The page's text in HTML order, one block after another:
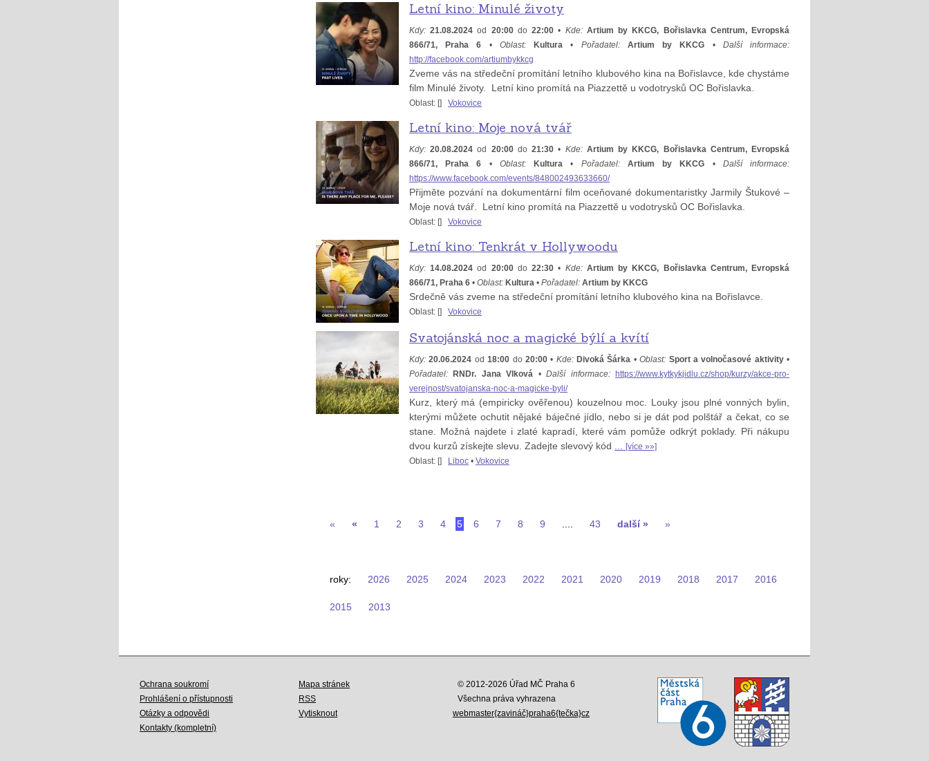
Letní kino: Minulé životy
Kdy: 21.08.2024 od 20:00do22:00 • Kde: Artium by KKCG, Bořislavka Centrum, Evropská
866/71, Praha 6 • Oblast: Kultura • Pořadatel: Artium by KKCG • Další informace:
http://facebook.com/artiumbykkcg
Zveme vás na středeční promítání letního klubového kina na Bořislavce, kde chystáme
film Minulé životy. Letní kino promítá na Piazzettě u vodotrysků OC Bořislavka.
Oblast: [] Vokovice
Letní kino: Moje nová tvář
Kdy: 20.08.2024 od 20:00do21:30 • Kde: Artium by KKCG, Bořislavka Centrum, Evropská
866/71, Praha 6 • Oblast: Kultura • Pořadatel: Artium by KKCG • Další informace:
https://www.facebook.com/events/848002493633660/
Přijměte pozvání na dokumentární film oceňované dokumentaristky Jarmily Štukové –
Moje nová tvář. Letní kino promítá na Piazzettě u vodotrysků OC Bořislavka.
Oblast: [] Vokovice
Letní kino: Tenkrát v Hollywoodu
Kdy: 14.08.2024 od 20:00do22:30 • Kde: Artium by KKCG, Bořislavka Centrum, Evropská
866/71, Praha 6 • Oblast: Kultura • Pořadatel: Artium by KKCG
Srdečně vás zveme na středeční promítání letního klubového kina na Bořislavce.
Oblast: [] Vokovice
Svatojánská noc a magické býlí a kvítí
Kdy: 20.06.2024 od18:00 do 20:00• Kde: Divoká Šárka •Oblast: Sport a volnočasové aktivity•
Pořadatel: RNDr. Jana Vlková •Další informace: https://www.kytkykjidlu.cz/shop/kurzy/akce-pro-
verejnost/svatojanska-noc-a-magicke-byli/
Kurz, který má (empiricky ověřenou) kouzelnou moc. Louky jsou plné vonných bylin,
kterými můžete ochutit nějaké báječné jídlo, nebo si je dát pod polštář a čekat, co se
stane. Možná najdete i zlaté kapradí, které vám pomůže odkrýt poklady. Při nákupu
dvou kurzů získejte slevu. Zadejte slevový kód
[více »»]
Oblast: [] Liboc • Vokovice
« « 1 2 3 4 5 6 7 8 9 43 další » »
roky: 2026 2025 2024 2023 2022 2021 2020 2019 2018 2017 2016
2015 2013
Ochrana soukromí
Prohlášení o přístupnosti
Otázky a odpovědi
Kontakty (kompletní)
Mapa stránek
RSS
Vytisknout
© 2012-2026 Úřad MČ Praha 6
Všechna práva vyhrazena
webmaster{zavináč}praha6{tečka}cz